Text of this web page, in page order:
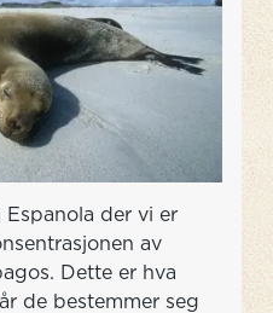
der vi er
av
Dette er hva
de bestemmer seg